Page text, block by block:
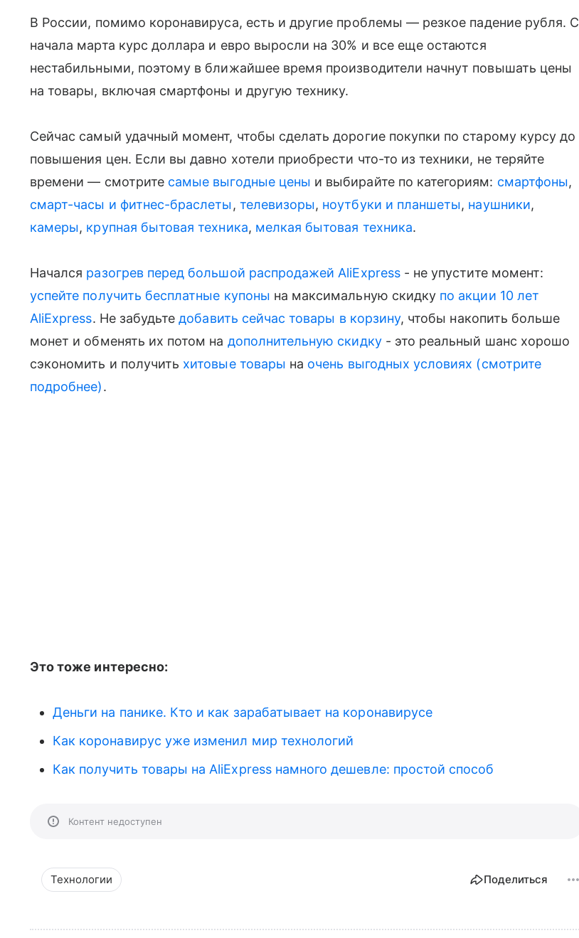
В России, помимо коронавируса, есть и другие проблемы — резкое падение рубля. С
начала марта курс доллара и евро выросли на 30% и все еще остаются
нестабильными, поэтому в ближайшее время производители начнут повышать цены
на товары, включая смартфоны и другую технику.
Сейчас самый удачный момент, чтобы сделать дорогие покупки по старому курсу до
повышения цен. Если вы давно хотели приобрести что-то из техники, не теряйте
времени — смотрите самые выгодные цены и выбирайте по категориям: смартфоны,
смарт-часы и фитнес-браслеты, телевизоры, ноутбуки и планшеты, наушники,
камеры, крупная бытовая техника, мелкая бытовая техника.
Начался разогрев перед большой распродажей AliExpress- не упустите момент:
успейте получить бесплатные купоны на максимальную скидку по акции 10 лет
AliExpress. Не забудьтедобавить сейчас товары в корзину, чтобы накопить больше
монет и обменять их потом на дополнительную скидку- это реальный шанс хорошо
сэкономить и получить хитовые товары на очень выгодных условиях (смотрите
подробнее).
Это тоже интересно:
Деньги на панике. Кто и как зарабатывает на коронавирусе
Как коронавирус уже изменил мир технологий
Как получить товары на AliExpress намного дешевле: простой способ
Контент недоступен
Технологии Поделиться